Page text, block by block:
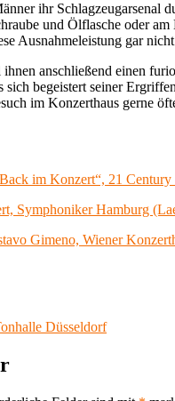
ihr Schlagzeugarsenal
und Ölflasche oder
Ausnahmeleistung gar
anschließend einen
begeistert seiner
im Konzerthaus gerne
im Konzert“, 21
Symphoniker Hamburg
Gimeno, Wiener
Düsseldorf